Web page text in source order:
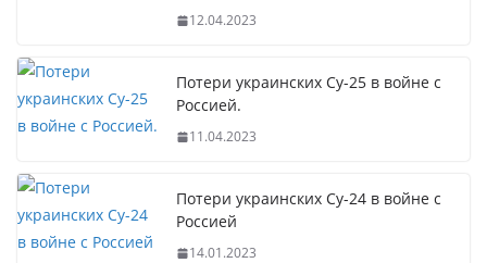
12.04.2023
Потери украинских Су-25 в войне с
Россией.
11.04.2023
Потери украинских Су-24 в войне с
Россией
14.01.2023